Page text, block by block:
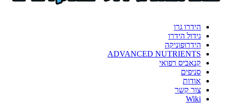
הידרו גרו
גידול הידרו
הידרופוניקה
ADVANCED NUTRIENTS
קנאביס רפואי
סניפים
אודות
צור קשר
Wiki
format_underlined הוסף קו תחתון לקישורים
את
כל